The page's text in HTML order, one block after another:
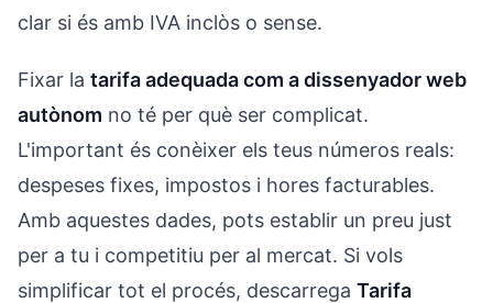
clar si és amb IVA inclòs o sense.
Fixar la tarifa adequada com a dissenyador web
autònom no té per què ser complicat.
L'important és conèixer els teus números reals:
despeses fixes, impostos i hores facturables.
Amb aquestes dades, pots establir un preu just
per a tu i competitiu per al mercat. Si vols
simplificar tot el procés, descarrega Tarifa